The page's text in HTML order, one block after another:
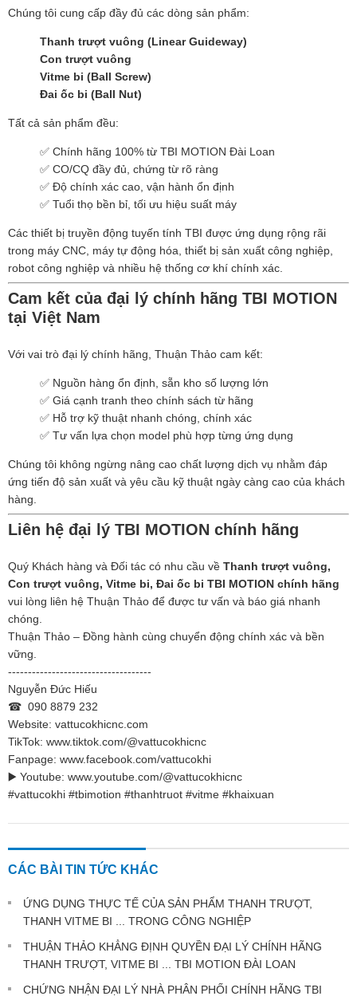
Chúng tôi cung cấp đầy đủ các dòng sản phẩm:
Thanh trượt vuông (Linear Guideway)
Con trượt vuông
Vitme bi (Ball Screw)
Đai ốc bi (Ball Nut)
Tất cả sản phẩm đều:
✅ Chính hãng 100% từ TBI MOTION Đài Loan
✅ CO/CQ đầy đủ, chứng từ rõ ràng
✅ Độ chính xác cao, vận hành ổn định
✅ Tuổi thọ bền bỉ, tối ưu hiệu suất máy
Các thiết bị truyền động tuyến tính TBI được ứng dụng rộng rãi
trong máy CNC, máy tự động hóa, thiết bị sản xuất công nghiệp,
robot công nghiệp và nhiều hệ thống cơ khí chính xác.
Cam kết của đại lý chính hãng TBI MOTION
tại Việt Nam
Với vai trò đại lý chính hãng, Thuận Thảo cam kết:
✅ Nguồn hàng ổn định, sẵn kho số lượng lớn
✅ Giá cạnh tranh theo chính sách từ hãng
✅ Hỗ trợ kỹ thuật nhanh chóng, chính xác
✅ Tư vấn lựa chọn model phù hợp từng ứng dụng
Chúng tôi không ngừng nâng cao chất lượng dịch vụ nhằm đáp
ứng tiến độ sản xuất và yêu cầu kỹ thuật ngày càng cao của khách
hàng.
Liên hệ đại lý TBI MOTION chính hãng
Quý Khách hàng và Đối tác có nhu cầu về Thanh trượt vuông,
Con trượt vuông, Vitme bi, Đai ốc bi TBI MOTION chính hãng
vui lòng liên hệ Thuận Thảo để được tư vấn và báo giá nhanh
chóng.
Thuận Thảo – Đồng hành cùng chuyển động chính xác và bền
vững.
------------------------------------
Nguyễn Đức Hiếu
☎ 090 8879 232
Website: vattucokhicnc.com
TikTok: www.tiktok.com/@vattucokhicnc
Fanpage: www.facebook.com/vattucokhi
▶️ Youtube: www.youtube.com/@vattucokhicnc
#vattucokhi #tbimotion #thanhtruot #vitme #khaixuan
CÁC BÀI TIN TỨC KHÁC
ỨNG DỤNG THỰC TẾ CỦA SẢN PHẨM THANH TRƯỢT,
THANH VITME BI ... TRONG CÔNG NGHIỆP
THUẬN THẢO KHẲNG ĐỊNH QUYỀN ĐẠI LÝ CHÍNH HÃNG
THANH TRƯỢT, VITME BI ... TBI MOTION ĐÀI LOAN
CHỨNG NHẬN ĐẠI LÝ NHÀ PHÂN PHỐI CHÍNH HÃNG TBI